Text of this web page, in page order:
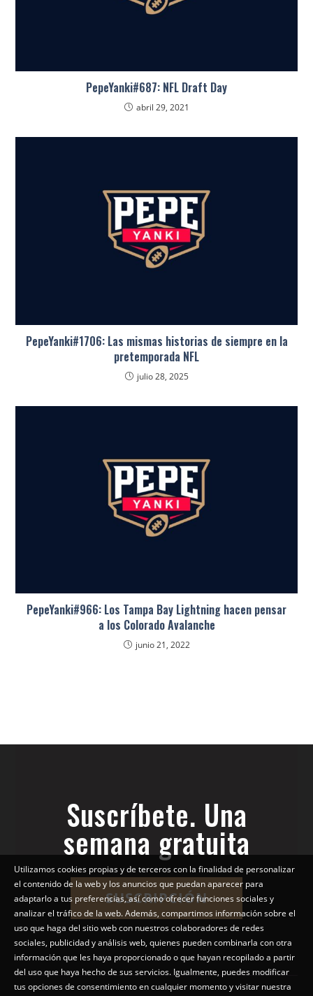
PepeYanki#687: NFL Draft Day
abril 29, 2021
PepeYanki#1706: Las mismas historias de siempre en la
pretemporada NFL
julio 28, 2025
PepeYanki#966: Los Tampa Bay Lightning hacen pensar
a los Colorado Avalanche
junio 21, 2022
Suscríbete. Una
semana gratuita
SUSCRIPCIÓN
Utilizamos cookies propias y de terceros con la finalidad de personalizar
el contenido de la web y los anuncios que puedan aparecer para
adaptarlo a tus preferencias, así como ofrecer funciones sociales y
analizar el tráfico de la web. Además, compartimos información sobre el
uso que haga del sitio web con nuestros colaboradores de redes
sociales, publicidad y análisis web, quienes pueden combinarla con otra
información que les haya proporcionado o que hayan recopilado a partir
del uso que haya hecho de sus servicios. Igualmente, puedes modificar
tus opciones de consentimiento en cualquier momento y visitar nuestra